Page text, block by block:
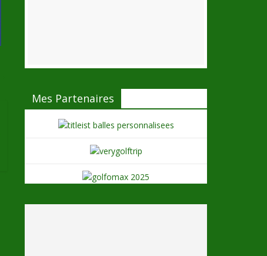
Mes Partenaires